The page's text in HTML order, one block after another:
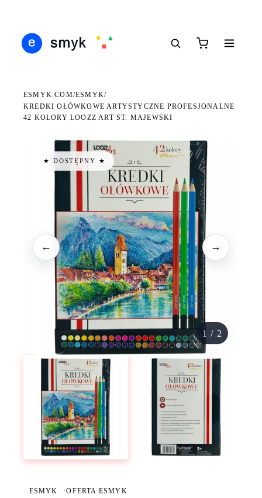
ESMYK.COM/ESMYK/
KREDKI OŁÓWKOWE ARTYSTYCZNE PROFESJONALNE
42 KOLORY LOOZZ ART ST. MAJEWSKI
★ DOSTĘPNY ★
← →
1 / 2
ESMYK ·OFERTA ESMYK